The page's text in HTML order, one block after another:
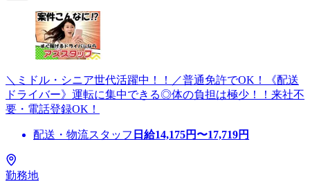
＼ミドル・シニア世代活躍中！！／普通免許でOK！《配送
ドライバー》運転に集中できる◎体の負担は極少！！来社不
要・電話登録OK！
配送・物流スタッフ 日給14,175円〜17,719円
勤務地